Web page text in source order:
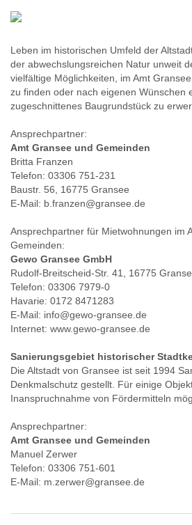
Leben im historischen Umfeld der
der abwechslungsreichen Natur unweit
vielfältige Möglichkeiten, im Amt
zu finden oder nach eigenen Wünschen
zugeschnittenes Baugrundstück zu
Ansprechpartner:
Amt Gransee und Gemeinden
Britta Franzen
Telefon: 03306 751-231
Baustr. 56, 16775 Gransee
E-Mail: b.franzen@gransee.de
Ansprechpartner für Mietwohnungen im
Gemeinden:
Gewo Gransee GmbH
Rudolf-Breitscheid-Str. 41, 16775
Telefon: 03306 7979-0
Havarie: 0172 8471283
E-Mail: info@gewo-gransee.de
Internet: www.gewo-gransee.de
Sanierungsgebiet historischer
Die Altstadt von Gransee ist seit 1994
Denkmalschutz gestellt. Für einige
Inanspruchnahme von Fördermitteln
Ansprechpartner:
Amt Gransee und Gemeinden
Manuel Zerwer
Telefon: 03306 751-601
E-Mail: m.zerwer@gransee.de